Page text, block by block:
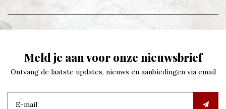
Meld je aan voor onze nieuwsbrief
Ontvang de laatste updates, nieuws en aanbiedingen via email